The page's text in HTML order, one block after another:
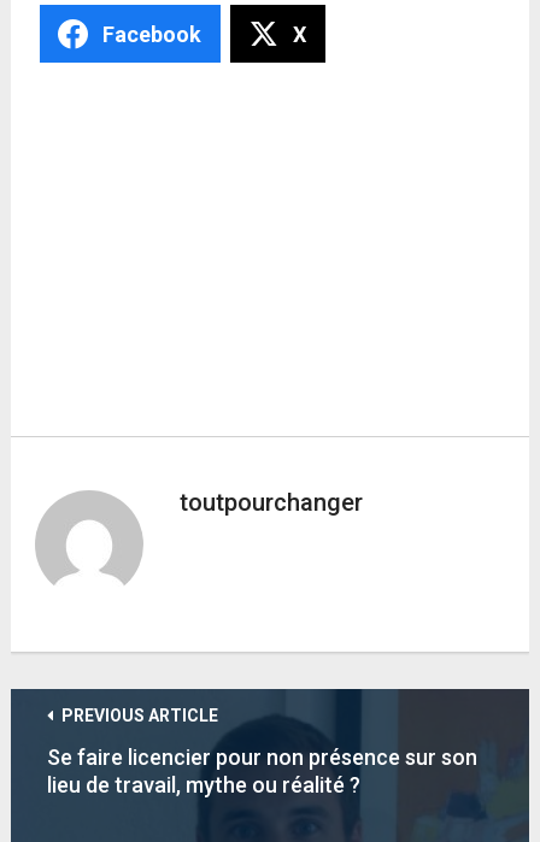
Facebook X
toutpourchanger
PREVIOUS ARTICLE
Se faire licencier pour non présence sur son
lieu de travail, mythe ou réalité ?